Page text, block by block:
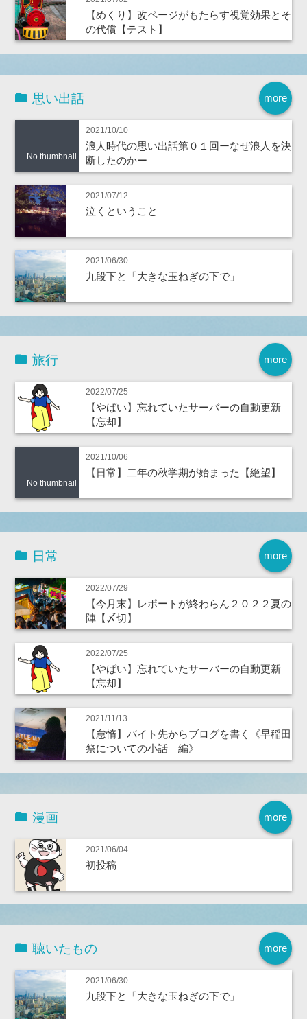
【めくり】改ページがもたらす視覚効果とそ
の代償【テスト】
more
思い出話
No thumbnail
2021/10/10
浪人時代の思い出話第０１回ーなぜ浪人を決
断したのかー
2021/07/12
泣くということ
2021/06/30
九段下と「大きな玉ねぎの下で」
more
旅行
2022/07/25
【やばい】忘れていたサーバーの自動更新
【忘却】
No thumbnail
2021/10/06
【日常】二年の秋学期が始まった【絶望】
more
日常
2022/07/29
【今月末】レポートが終わらん２０２２夏の
陣【〆切】
2022/07/25
【やばい】忘れていたサーバーの自動更新
【忘却】
2021/11/13
【怠惰】バイト先からブログを書く《早稲田
祭についての小話 編》
more
漫画
2021/06/04
初投稿
more
聴いたもの
2021/06/30
九段下と「大きな玉ねぎの下で」